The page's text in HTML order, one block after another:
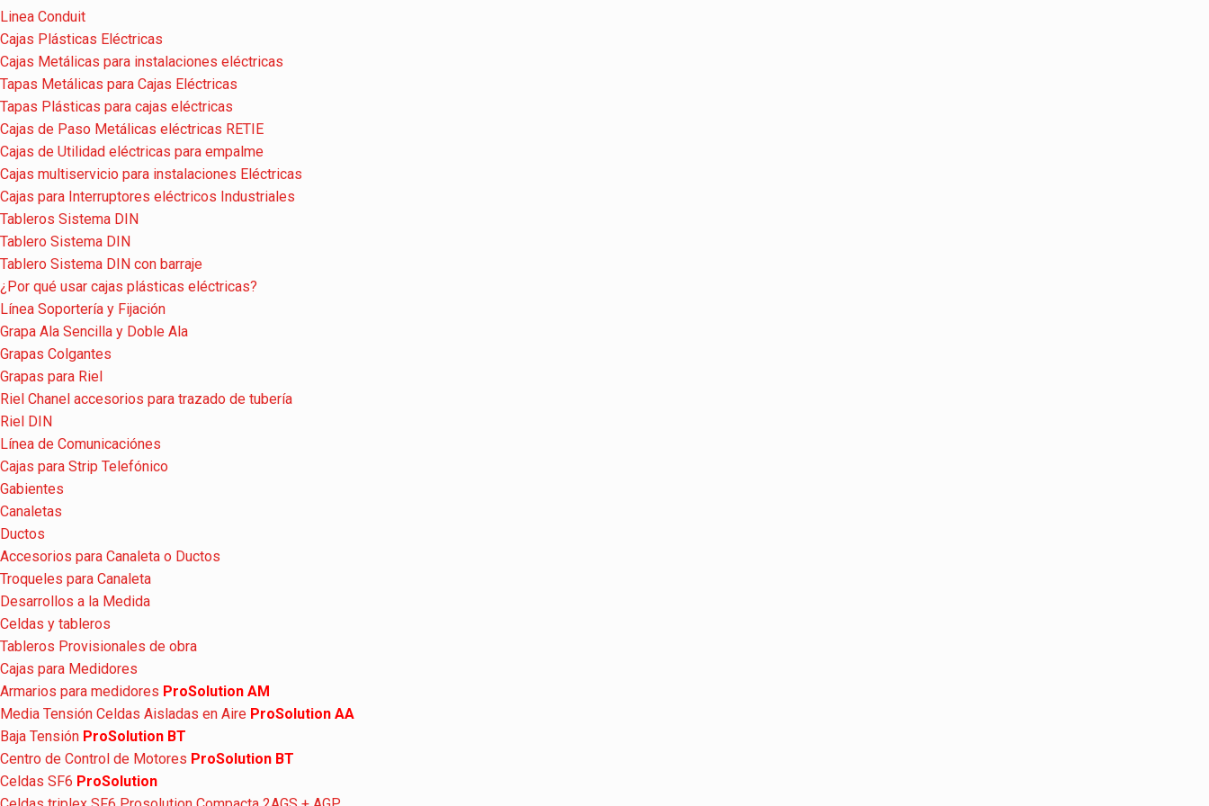
Linea Conduit
Cajas Plásticas Eléctricas
Cajas Metálicas para instalaciones eléctricas
Tapas Metálicas para Cajas Eléctricas
Tapas Plásticas para cajas eléctricas
Cajas de Paso Metálicas eléctricas RETIE
Cajas de Utilidad eléctricas para empalme
Cajas multiservicio para instalaciones Eléctricas
Cajas para Interruptores eléctricos Industriales
Tableros Sistema DIN
Tablero Sistema DIN
Tablero Sistema DIN con barraje
¿Por qué usar cajas plásticas eléctricas?
Línea Soportería y Fijación
Grapa Ala Sencilla y Doble Ala
Grapas Colgantes
Grapas para Riel
Riel Chanel accesorios para trazado de tubería
Riel DIN
Línea de Comunicaciónes
Cajas para Strip Telefónico
Gabientes
Canaletas
Ductos
Accesorios para Canaleta o Ductos
Troqueles para Canaleta
Desarrollos a la Medida
Celdas y tableros
Tableros Provisionales de obra
Cajas para Medidores
Armarios para medidores ProSolution AM
Media Tensión Celdas Aisladas en Aire ProSolution AA
Baja Tensión ProSolution BT
Centro de Control de Motores ProSolution BT
Celdas SF6 ProSolution